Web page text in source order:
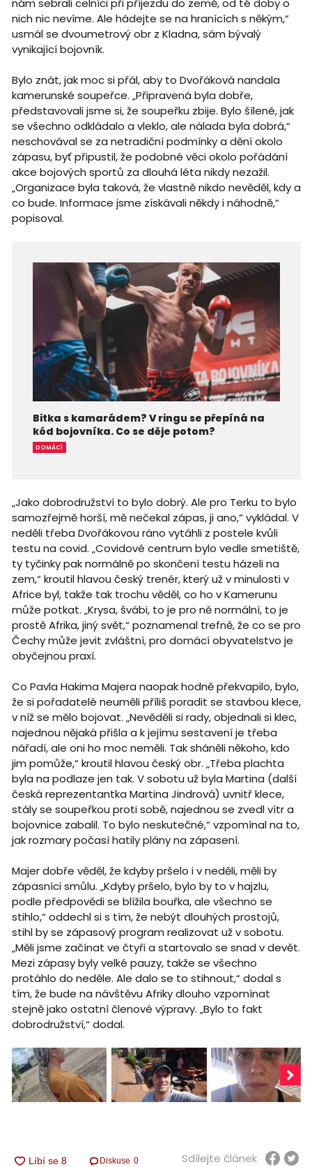
nám sebrali celníci při příjezdu do země, od té doby o
nich nic nevíme. Ale hádejte se na hranících s někým,“
usmál se dvoumetrový obr z Kladna, sám bývalý
vynikající bojovník.
Bylo znát, jak moc si přál, aby to Dvořáková nandala
kamerunské soupeřce. „Připravená byla dobře,
představovali jsme si, že soupeřku zbije. Bylo šílené, jak
se všechno odkládalo a vleklo, ale nálada byla dobrá,“
neschovával se za netradiční podmínky a dění okolo
zápasu, byť připustil, že podobné věci okolo pořádání
akce bojových sportů za dlouhá léta nikdy nezažil.
„Organizace byla taková, že vlastně nikdo nevěděl, kdy a
co bude. Informace jsme získávali někdy i náhodně,“
popisoval.
Bitka s kamarádem? V ringu se přepíná na
kód bojovníka. Co se děje potom?
DOMÁCÍ
„Jako dobrodružství to bylo dobrý. Ale pro Terku to bylo
samozřejmě horší, mě nečekal zápas, ji ano,“ vykládal. V
neděli třeba Dvořákovou ráno vytáhli z postele kvůli
testu na covid. „Covidové centrum bylo vedle smetiště,
ty tyčinky pak normálně po skončení testu házeli na
zem,“ kroutil hlavou český trenér, který už v minulosti v
Africe byl, takže tak trochu věděl, co ho v Kamerunu
může potkat. „Krysa, švábi, to je pro ně normální, to je
prostě Afrika, jiný svět,“ poznamenal trefně, že co se pro
Čechy může jevit zvláštní, pro domácí obyvatelstvo je
obyčejnou praxí.
Co Pavla Hakima Majera naopak hodně překvapilo, bylo,
že si pořadatelé neuměli příliš poradit se stavbou klece,
v níž se mělo bojovat. „Nevěděli si rady, objednali si klec,
najednou nějaká přišla a k jejímu sestavení je třeba
nářadí, ale oni ho moc neměli. Tak sháněli někoho, kdo
jim pomůže,“ kroutil hlavou český obr. „Třeba plachta
byla na podlaze jen tak. V sobotu už byla Martina (další
česká reprezentantka Martina Jindrová) uvnitř klece,
stály se soupeřkou proti sobě, najednou se zvedl vítr a
bojovnice zabalil. To bylo neskutečné,“ vzpomínal na to,
jak rozmary počasí hatily plány na zápasení.
Majer dobře věděl, že kdyby pršelo i v neděli, měli by
zápasníci smůlu. „Kdyby pršelo, bylo by to v hajzlu,
podle předpovědi se blížila bouřka, ale všechno se
stihlo,“ oddechl si s tím, že nebýt dlouhých prostojů,
stihl by se zápasový program realizovat už v sobotu.
„Měli jsme začínat ve čtyři a startovalo se snad v devět.
Mezi zápasy byly velké pauzy, takže se všechno
protáhlo do neděle. Ale dalo se to stihnout,“ dodal s
tím, že bude na návštěvu Afriky dlouho vzpomínat
stejně jako ostatní členové výpravy. „Bylo to fakt
dobrodružství,“ dodal.
Diskuse 0 Sdílejte článek